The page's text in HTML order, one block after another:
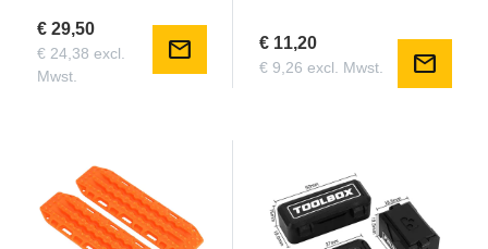
€ 29,50
€ 24,38 excl.
Mwst.
mail € 11,20
€ 9,26 excl. Mwst. mail